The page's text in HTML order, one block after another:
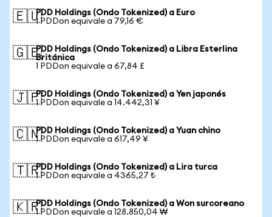
🇪🇺PDD Holdings (Ondo Tokenized) a Euro
1 PDDon equivale a 79,16 €
🇬🇧PDD Holdings (Ondo Tokenized) a Libra Esterlina
Británica
1 PDDon equivale a 67,84 £
🇯🇵PDD Holdings (Ondo Tokenized) a Yen japonés
1 PDDon equivale a 14.442,31 ¥
🇨🇳PDD Holdings (Ondo Tokenized) a Yuan chino
1 PDDon equivale a 617,49 ¥
🇹🇷PDD Holdings (Ondo Tokenized) a Lira turca
1 PDDon equivale a 4365,27 ₺
🇰🇷PDD Holdings (Ondo Tokenized) a Won surcoreano
1 PDDon equivale a 128.850,04 ₩